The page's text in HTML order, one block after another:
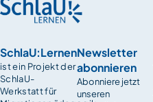
SchlaU:Lernen
ist ein Projekt der
SchlaU-
Werkstatt für
Newsletter
abonnieren
Abonniere jetzt
unseren